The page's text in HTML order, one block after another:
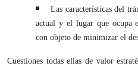
Las características del
actual y el lugar que ocupa
con objeto de minimizar el
Cuestiones todas ellas de valor